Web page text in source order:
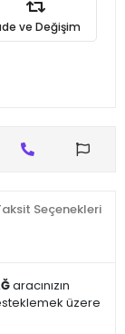
ve Değişim
Seçenekleri
aracınızın
üzere